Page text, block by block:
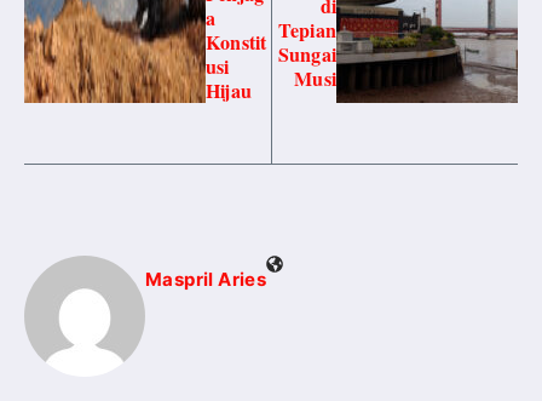
a
Konstit
usi
Hijau
di
Tepian
Sungai
Musi
Maspril Aries